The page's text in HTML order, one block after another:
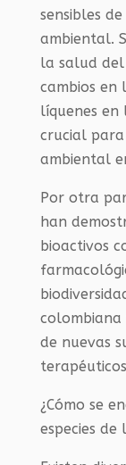
sensibles
ambiental.
la salud del
cambios en
líquenes en
crucial
ambiental
Por otra
han
bioactivos
colombiana
de nuevas
¿Cómo se
especies de